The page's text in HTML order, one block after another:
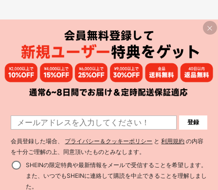
登録
会員登録した場合、 プライバシー＆クッキーポリシー と利用規約 の内容
を十分ご理解の上、同意頂いたものとみなします。
SHEINの限定特典や最新情報をメールで受信することを希望します。
また、いつでもSHEINに連絡して購読を中止できることを理解しまし
た。